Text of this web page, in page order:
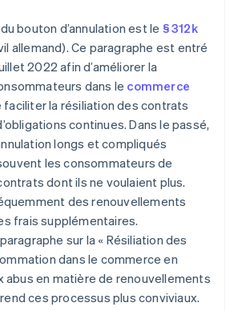
bouton d’annulation est le § 312k
allemand). Ce paragraphe est entré
2022 afin d’améliorer la
dans le commerce
faciliter la résiliation des contrats
continues. Dans le passé,
longs et compliqués
les consommateurs de
dont ils ne voulaient plus.
des renouvellements
frais supplémentaires.
sur la « Résiliation des
dans le commerce en
abus en matière de renouvellements
ces processus plus conviviaux.